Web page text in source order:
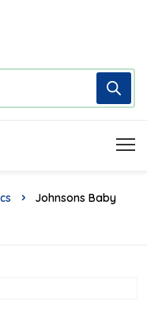
Johnsons Baby